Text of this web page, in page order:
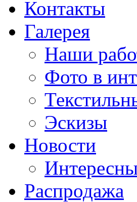
Контакты
Галерея
Наши
Фото в
Эскизы
Новости
Распродажа